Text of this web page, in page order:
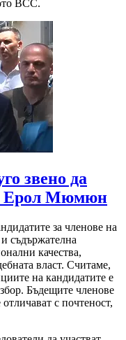
ВСС.
звено да
Ерол Мюмюн
за членове на
съдържателна
качества,
власт. Считаме,
на кандидатите е
Бъдещите членове
с почтеност,